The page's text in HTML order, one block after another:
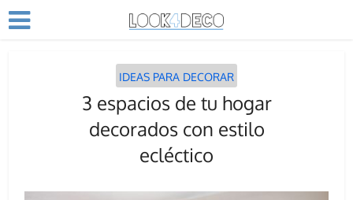
IDEAS PARA DECORAR
3 espacios de tu hogar
decorados con estilo
ecléctico